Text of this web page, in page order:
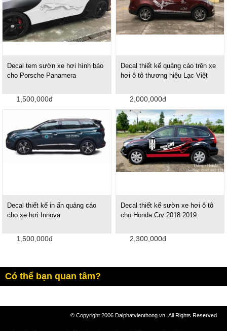
Decal tem sườn xe hơi hình báo
cho Porsche Panamera
1,500,000đ
Decal thiết kế quảng cáo trên xe
hơi ô tô thương hiệu Lạc Việt
2,000,000đ
Decal thiết kế in ấn quảng cáo
cho xe hơi Innova
1,500,000đ
Decal thiết kế sườn xe hơi ô tô
cho Honda Crv 2018 2019
2,300,000đ
Có thể bạn quan tâm?
© Copyright 2006 Daiphatvienthong.vn .All Rights Reserved